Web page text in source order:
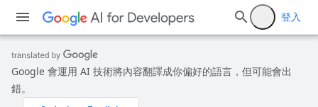
登入
Google 會運用 AI 技術將內容翻譯成你偏好的語言，但可能會出
錯。